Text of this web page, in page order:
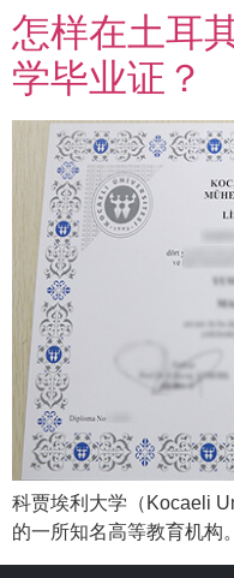
怎样在土耳
学毕业证？
科贾埃利大学（Kocaeli
的一所知名高等教育机构